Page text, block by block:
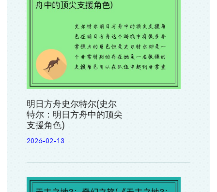
明日方舟史尔特尔(史尔
特尔：明日方舟中的顶尖
支援角色)
2026-02-13